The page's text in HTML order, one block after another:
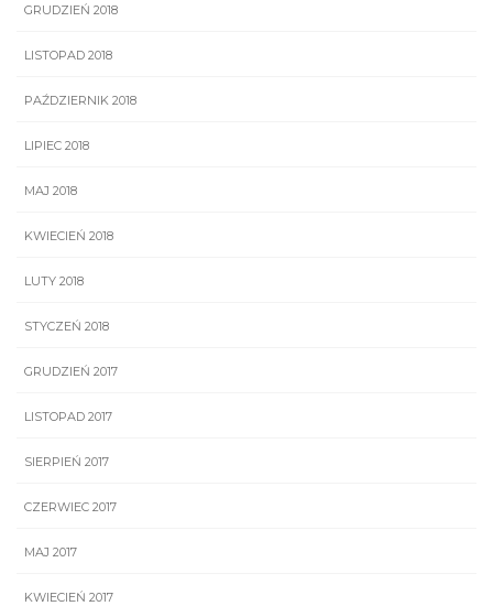
GRUDZIEŃ 2018
LISTOPAD 2018
PAŹDZIERNIK 2018
LIPIEC 2018
MAJ 2018
KWIECIEŃ 2018
LUTY 2018
STYCZEŃ 2018
GRUDZIEŃ 2017
LISTOPAD 2017
SIERPIEŃ 2017
CZERWIEC 2017
MAJ 2017
KWIECIEŃ 2017